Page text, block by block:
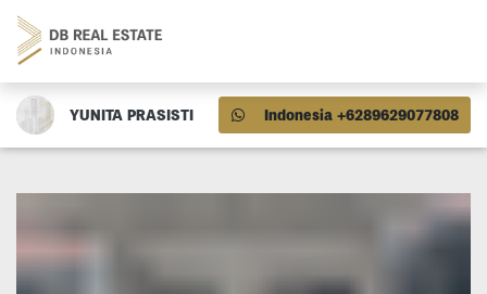
YUNITA PRASISTI Indonesia +6289629077808